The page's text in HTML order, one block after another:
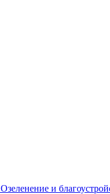
Озеленение и